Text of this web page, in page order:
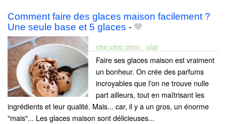
Comment faire des glaces maison facilement ?
Une seule base et 5 glaces -
chic,chic,choc...olat
Faire ses glaces maison est vraiment
un bonheur. On crée des parfums
incroyables que l'on ne trouve nulle
part ailleurs, tout en maîtrisant les
ingrédients et leur qualité. Mais... car, il y a un gros, un énorme
"mais"... Les glaces maison sont délicieuses...